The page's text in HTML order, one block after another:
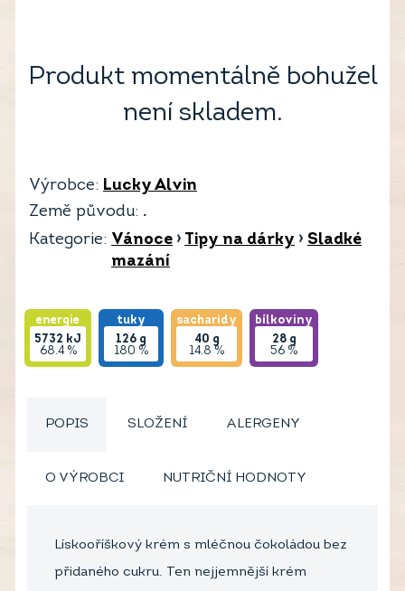
Produkt momentálně bohužel
není skladem.
Výrobce: Lucky Alvin
Země původu: .
Kategorie: Vánoce › Tipy na dárky › Sladké
mazání
energie
5732 kJ
68.4 %
tuky
126 g
180 %
sacharidy
40 g
14.8 %
bílkoviny
28 g
56 %
POPIS SLOŽENÍ ALERGENY
O VÝROBCI NUTRIČNÍ HODNOTY
Lískooříškový krém s mléčnou čokoládou bez
přidaného cukru. Ten nejjemnější krém